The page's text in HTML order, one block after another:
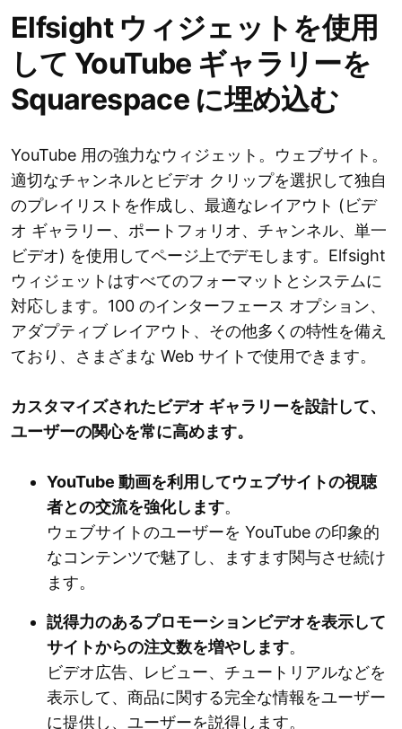
Elfsight ウィジェットを使用
して YouTube ギャラリーを
Squarespace に埋め込む
YouTube 用の強力なウィジェット。ウェブサイト。
適切なチャンネルとビデオ クリップを選択して独自
のプレイリストを作成し、最適なレイアウト (ビデ
オ ギャラリー、ポートフォリオ、チャンネル、単一
ビデオ) を使用してページ上でデモします。Elfsight
ウィジェットはすべてのフォーマットとシステムに
対応します。100 のインターフェース オプション、
アダプティブ レイアウト、その他多くの特性を備え
ており、さまざまな Web サイトで使用できます。
カスタマイズされたビデオ ギャラリーを設計して、
ユーザーの関心を常に高めます。
YouTube 動画を利用してウェブサイトの視聴
者との交流を強化します。
ウェブサイトのユーザーを YouTube の印象的
なコンテンツで魅了し、ますます関与させ続け
ます。
説得力のあるプロモーションビデオを表示して
サイトからの注文数を増やします。
ビデオ広告、レビュー、チュートリアルなどを
表示して、商品に関する完全な情報をユーザー
に提供し、ユーザーを説得します。